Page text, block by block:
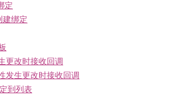
定
建绑定
更改时接收回调
发生更改时接收回调
到列表